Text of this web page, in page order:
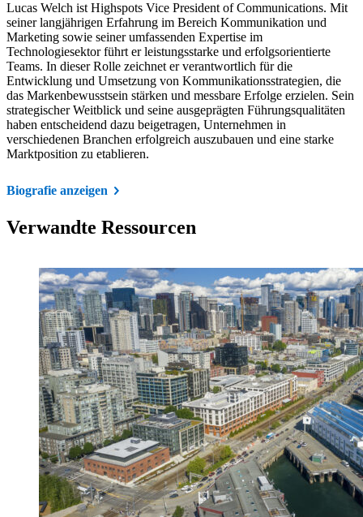
Lucas Welch ist Highspots Vice President of Communications. Mit
seiner langjährigen Erfahrung im Bereich Kommunikation und
Marketing sowie seiner umfassenden Expertise im
Technologiesektor führt er leistungsstarke und erfolgsorientierte
Teams. In dieser Rolle zeichnet er verantwortlich für die
Entwicklung und Umsetzung von Kommunikationsstrategien, die
das Markenbewusstsein stärken und messbare Erfolge erzielen. Sein
strategischer Weitblick und seine ausgeprägten Führungsqualitäten
haben entscheidend dazu beigetragen, Unternehmen in
verschiedenen Branchen erfolgreich auszubauen und eine starke
Marktposition zu etablieren.
Biografie anzeigen
Verwandte Ressourcen